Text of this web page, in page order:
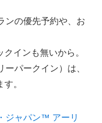
ンの優先予約や、お
インも無いから。
パークイン）は、
。
ジャパン™ アーリ